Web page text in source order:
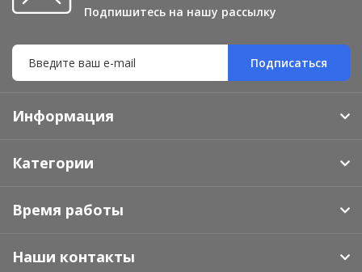
Подпишитесь на нашу рассылку
Подписаться
Информация
Категории
Время работы
Наши контакты